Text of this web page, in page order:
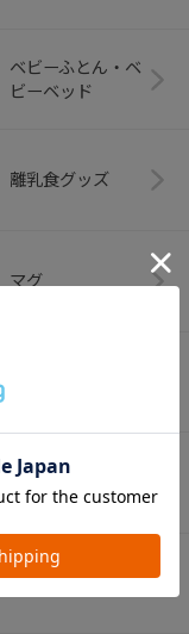
ベビーふとん・ベ
ビーベッド
離乳食グッズ
マグ
ベビートイ
ペット用品